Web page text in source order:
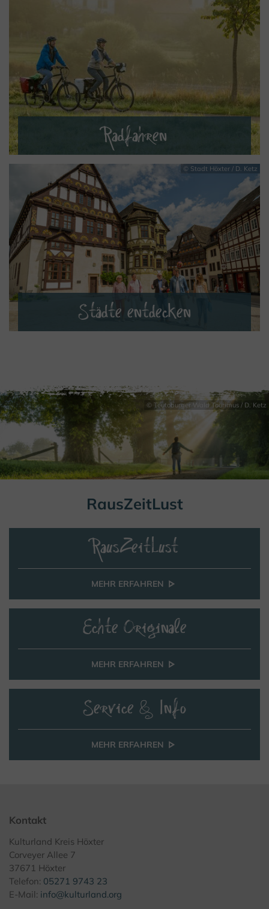
Radfahren
MEHR ERFAHREN © Stadt Höxter / D. Ketz
Städte entdecken
© Teutoburger Wald Tourimus / D. Ketz
RausZeitLust
RausZeitLust
MEHR ERFAHREN
Echte Originale
MEHR ERFAHREN
Service & Info
MEHR ERFAHREN
Kontakt
Kulturland Kreis Höxter
Corveyer Allee 7
37671 Höxter
Telefon: 05271 9743 23
E-Mail: info@kulturland.org